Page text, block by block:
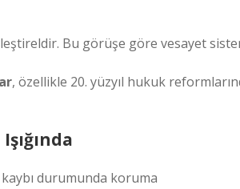
Bu görüşe göre vesayet
, özellikle 20. yüzyıl hukuk
durumunda koruma